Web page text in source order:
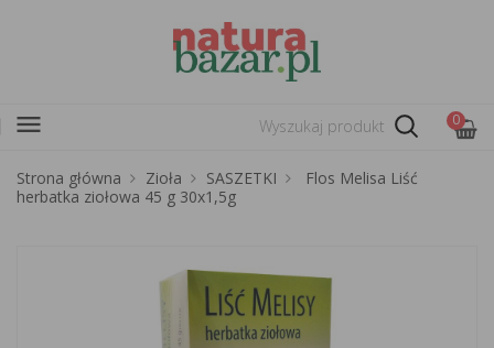
menu 0
Strona główna Zioła SASZETKI
Flos Melisa Liść
herbatka ziołowa 45 g 30x1,5g